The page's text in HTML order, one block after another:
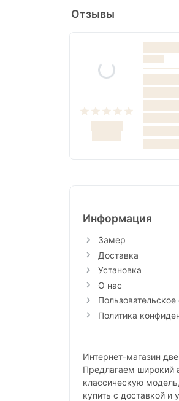
Отзывы
Информация
Замер
Доставка
Установка
О нас
Пользовательское
Политика
Интернет-магазин
Предлагаем широкий
классическую
купить с доставкой и